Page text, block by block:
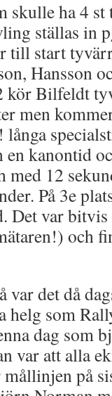
skulle ha 4
ställas in
till start
Hansson
kör Bilfeldt
men
kanontid
med 12
På 3e
var bitvis
och
var det då
helg som
dag som
var att alla
på